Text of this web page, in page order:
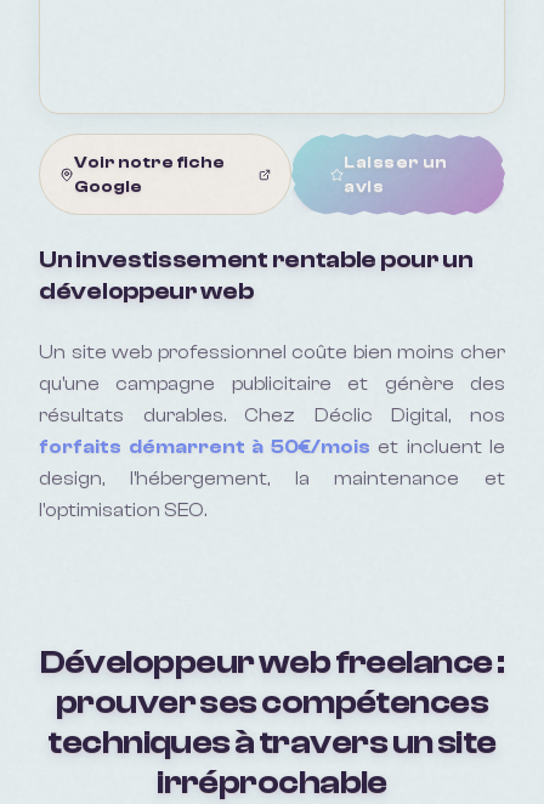
Voir notre fiche
Google
Laisser un
avis
Un investissement rentable pour un
développeur web
Un site web professionnel coûte bien moins cher
qu'une campagne publicitaire et génère des
résultats durables. Chez Déclic Digital, nos
forfaits démarrent à 50€/mois et incluent le
design, l'hébergement, la maintenance et
l'optimisation SEO.
Développeur web freelance :
prouver ses compétences
techniques à travers un site
irréprochable